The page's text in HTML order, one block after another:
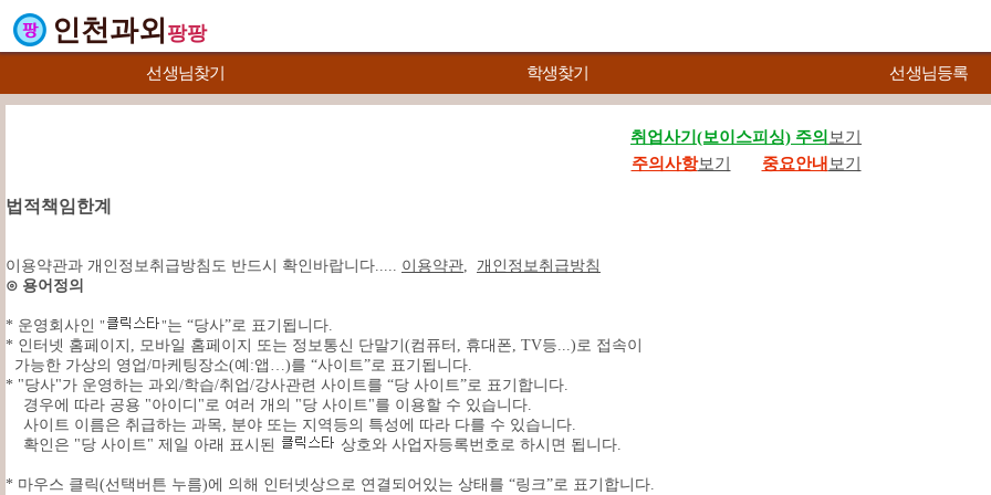
인천과외 팡팡
선생님찾기 학생찾기 선생님등록
취업사기(보이스피싱) 주의 보기
주의사항보기 중요안내 보기
법적책임한계
이용약관과 개인정보취급방침도 반드시 확인바랍니다..... 이용약관, 개인정보취급방침
⊙ 용어정의
* 운영회사인 " "는 “당사”로 표기됩니다.
* 인터넷 홈페이지, 모바일 홈페이지 또는 정보통신 단말기(컴퓨터, 휴대폰, TV등...)로 접속이
가능한 가상의 영업/마케팅장소(예:앱…)를 “사이트”로 표기됩니다.
* "당사"가 운영하는 과외/학습/취업/강사관련 사이트를 “당 사이트”로 표기합니다.
경우에 따라 공용 "아이디"로 여러 개의 "당 사이트"를 이용할 수 있습니다.
사이트 이름은 취급하는 과목, 분야 또는 지역등의 특성에 따라 다를 수 있습니다.
확인은 "당 사이트" 제일 아래 표시된
상호와 사업자등록번호로 하시면 됩니다.
* 마우스 클릭(선택버튼 누름)에 의해 인터넷상으로 연결되어있는 상태를 “링크”로 표기합니다.